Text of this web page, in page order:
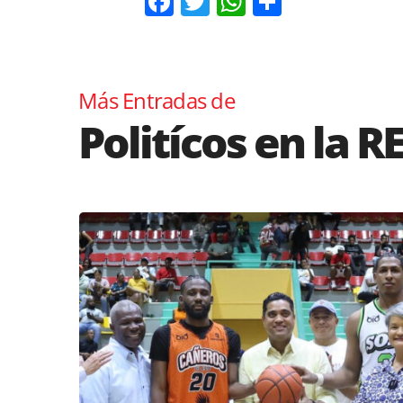
Más Entradas de
Politícos en la